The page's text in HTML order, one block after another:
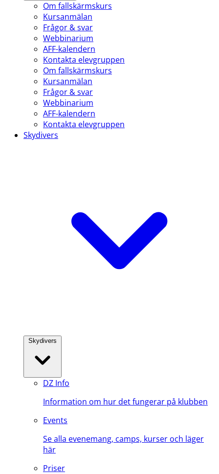
Om fallskärmskurs
Kursanmälan
Frågor & svar
Webbinarium
AFF-kalendern
Kontakta elevgruppen
Om fallskärmskurs
Kursanmälan
Frågor & svar
Webbinarium
AFF-kalendern
Kontakta elevgruppen
Skydivers
Skydivers
DZ Info
Information om hur det fungerar på klubben
Events
Se alla evenemang, camps, kurser och läger
här
Priser